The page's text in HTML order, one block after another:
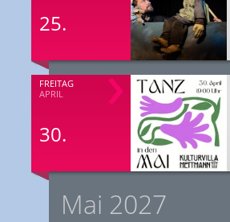
25.
FREITAG
APRIL
30.
Mai 2027